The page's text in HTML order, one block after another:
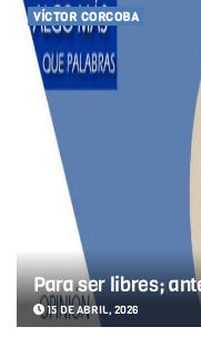
VÍCTOR CORCOBA
Para ser libres;
15 DE ABRIL, 2026